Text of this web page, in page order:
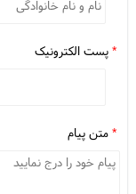
* پست الکترونیک
* متن پیام